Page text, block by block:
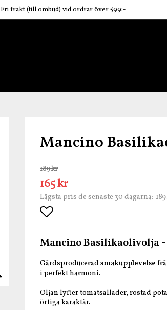
Fri frakt (till ombud) vid ordrar över 599:-
Mancino
189 kr
165 kr
Lägsta pris de senaste 30 dagarna
Mancino Basilikaolivolja
Gårdsproducerad smakupplevelse
i perfekt harmoni.
Oljan lyfter tomatsallader, rostad
örtiga karaktär.